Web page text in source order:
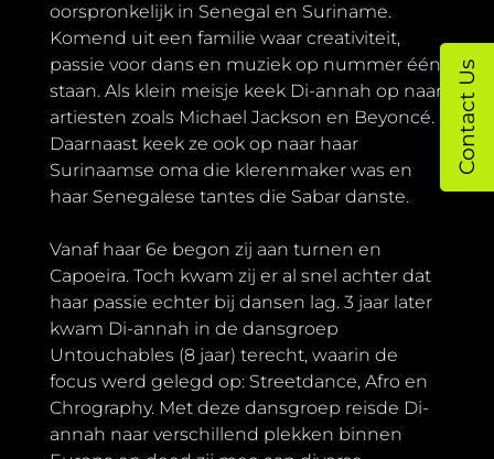
oorspronkelijk in Senegal en Suriname.
Komend uit een familie waar creativiteit,
passie voor dans en muziek op nummer één
staan. Als klein meisje keek Di-annah op naar
artiesten zoals Michael Jackson en Beyoncé.
Daarnaast keek ze ook op naar haar
Surinaamse oma die klerenmaker was en
haar Senegalese tantes die Sabar danste.
Vanaf haar 6e begon zij aan turnen en
Capoeira. Toch kwam zij er al snel achter dat
haar passie echter bij dansen lag. 3 jaar later
kwam Di-annah in de dansgroep
Untouchables (8 jaar) terecht, waarin de
focus werd gelegd op: Streetdance, Afro en
Chrography. Met deze dansgroep reisde Di-
annah naar verschillend plekken binnen
Contact Us